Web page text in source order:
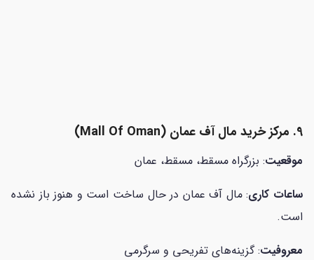
9. مرکز خرید مال آف عمان ( Mall Of Oman)
موقعیت: بزرگراه مسقط، مسقط، عمان
ساعات کاری: مال آف عمان در حال ساخت است و هنوز باز نشده
است.
معروفیت: گزینه‌های تفریحی و سرگرمی